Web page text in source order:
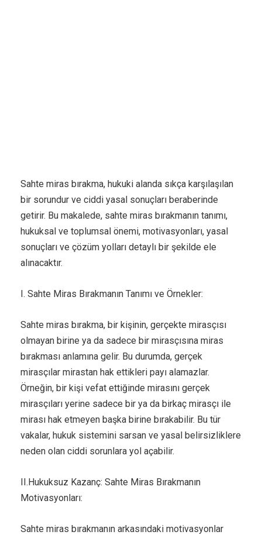
Sahte miras bırakma, hukuki alanda sıkça karşılaşılan
bir sorundur ve ciddi yasal sonuçları beraberinde
getirir. Bu makalede, sahte miras bırakmanın tanımı,
hukuksal ve toplumsal önemi, motivasyonları, yasal
sonuçları ve çözüm yolları detaylı bir şekilde ele
alınacaktır.
I. Sahte Miras Bırakmanın Tanımı ve Örnekler:
Sahte miras bırakma, bir kişinin, gerçekte mirasçısı
olmayan birine ya da sadece bir mirasçısına miras
bırakması anlamına gelir. Bu durumda, gerçek
mirasçılar mirastan hak ettikleri payı alamazlar.
Örneğin, bir kişi vefat ettiğinde mirasını gerçek
mirasçıları yerine sadece bir ya da birkaç mirasçı ile
mirası hak etmeyen başka birine bırakabilir. Bu tür
vakalar, hukuk sistemini sarsan ve yasal belirsizliklere
neden olan ciddi sorunlara yol açabilir.
II.Hukuksuz Kazanç: Sahte Miras Bırakmanın
Motivasyonları:
Sahte miras bırakmanın arkasındaki motivasyonlar